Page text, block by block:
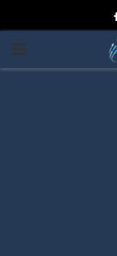
PRIMARY